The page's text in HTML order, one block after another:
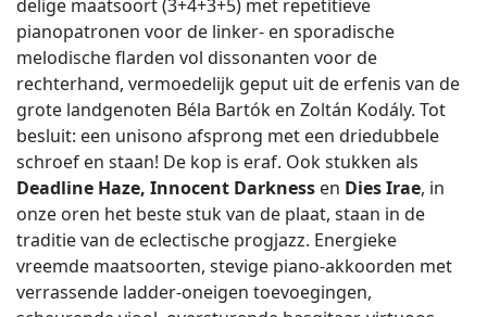
delige maatsoort (3+4+3+5) met repetitieve
pianopatronen voor de linker- en sporadische
melodische flarden vol dissonanten voor de
rechterhand, vermoedelijk geput uit de erfenis van de
grote landgenoten Béla Bartók en Zoltán Kodály. Tot
besluit: een unisono afsprong met een driedubbele
schroef en staan! De kop is eraf. Ook stukken als
Deadline Haze, Innocent Darkness en Dies Irae, in
onze oren het beste stuk van de plaat, staan in de
traditie van de eclectische progjazz. Energieke
vreemde maatsoorten, stevige piano-akkoorden met
verrassende ladder-oneigen toevoegingen,